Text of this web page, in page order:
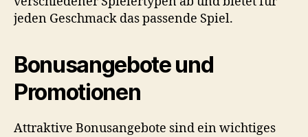
jeden Geschmack das passende Spiel.
Bonusangebote und
Promotionen
Attraktive Bonusangebote sind ein wichtiges